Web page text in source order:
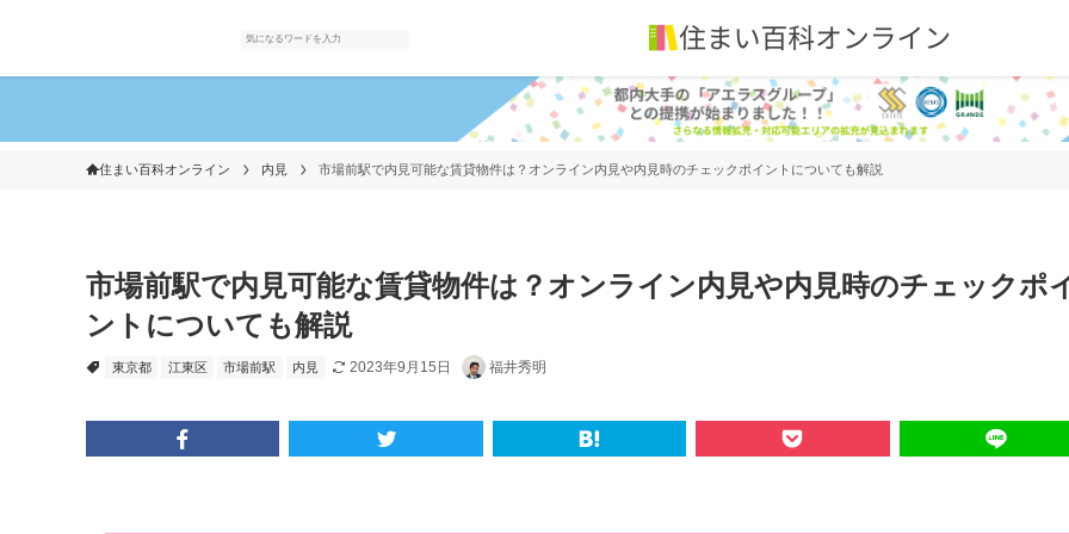
住まい百科オンライン 内見 市場前駅で内見可能な賃貸物件は？オンライン内見や内見時のチェックポイントについても解説
市場前駅で内見可能な賃貸物件は？オンライン内見や内見時のチェックポ
ントについても解説
東京都 江東区 市場前駅 内見 2023年9月15日 福井秀明